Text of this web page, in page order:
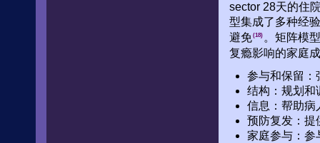
sector 28天的住
型集成了多种经
避免(18) 。矩阵模
复瘾影响的家庭
参与和保留：
结构：规划和
信息：帮助病
预防复发：提
家庭参与：参